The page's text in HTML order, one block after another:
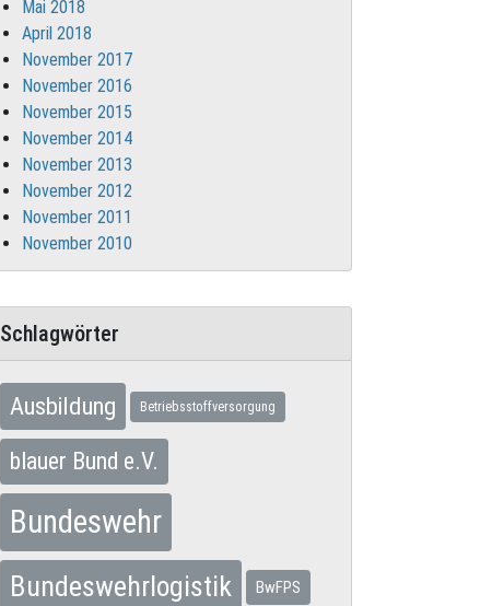
Mai 2018
April 2018
November 2017
November 2016
November 2015
November 2014
November 2013
November 2012
November 2011
November 2010
Schlagwörter
Ausbildung Betriebsstoffversorgung
blauer Bund e.V.
Bundeswehr
Bundeswehrlogistik BwFPS